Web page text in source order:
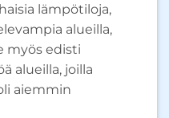
​​lämpötiloja,
alueilla,
myös edisti
alueilla, joilla
aiemmin